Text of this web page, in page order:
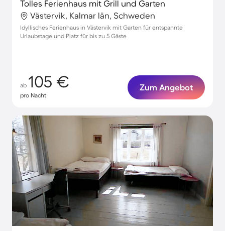
Tolles Ferienhaus mit Grill und Garten
Västervik, Kalmar län, Schweden
Idyllisches Ferienhaus in Västervik mit Garten für entspannte
Urlaubstage und Platz für bis zu 5 Gäste
ab 105 €
pro Nacht
Zum Angebot